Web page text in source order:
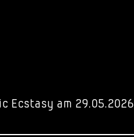
Ecstasy am 29.05.2026